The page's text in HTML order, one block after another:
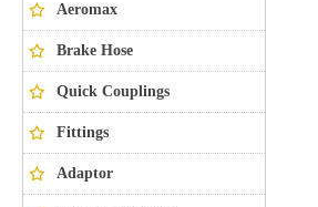
Aeromax
Brake Hose
Quick Couplings
Fittings
Adaptor